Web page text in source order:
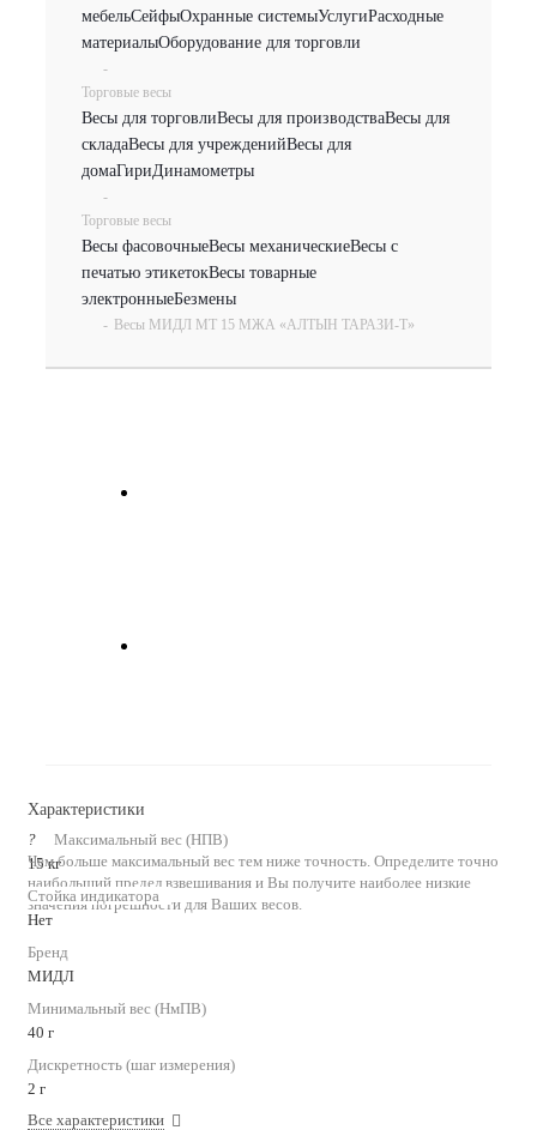
мебельСейфыОхранные системыУслугиРасходные
материалыОборудование для торговли
-
Торговые весы
Весы для торговлиВесы для производстваВесы для
складаВесы для учрежденийВесы для
домаГириДинамометры
-
Торговые весы
Весы фасовочныеВесы механическиеВесы с
печатью этикетокВесы товарные
электронныеБезмены
- Весы МИДЛ МТ 15 МЖА «АЛТЫН ТАРАЗИ-Т»
Характеристики
?
Чем больше максимальный вес тем ниже точность. Определите точно
наибольший предел взвешивания и Вы получите наиболее низкие
значения погрешности для Ваших весов.
Максимальный вес (НПВ)
15 кг
Стойка индикатора
Нет
Бренд
МИДЛ
Минимальный вес (НмПВ)
40 г
Дискретность (шаг измерения)
2 г
Все характеристики